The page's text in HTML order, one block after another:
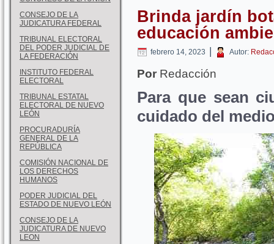
CONSEJO DE LA
JUDICATURA FEDERAL
TRIBUNAL ELECTORAL
DEL PODER JUDICIAL DE
LA FEDERACIÓN
INSTITUTO FEDERAL
ELECTORAL
TRIBUNAL ESTATAL
ELECTORAL DE NUEVO
LEÓN
PROCURADURÍA
GENERAL DE LA
REPÚBLICA
COMISIÓN NACIONAL DE
LOS DERECHOS
HUMANOS
PODER JUDICIAL DEL
ESTADO DE NUEVO LEÓN
CONSEJO DE LA
JUDICATURA DE NUEVO
LEON
Brinda jardín
educación
febrero 14, 2023 | Autor:
Por Redacción
Para que sean
cuidado del